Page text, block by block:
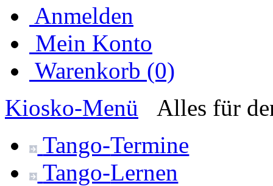
Anmelden
Mein Konto
Warenkorb (0)
Kiosko-Menü
Alles für
Tango-Termine
Tango-Lernen